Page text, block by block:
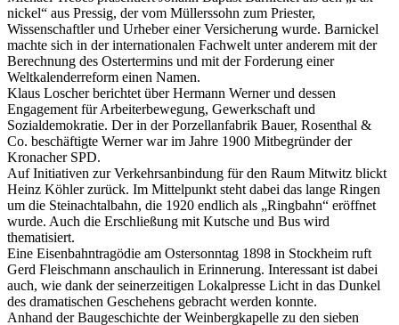
nickel“ aus Pressig, der vom Müllerssohn zum Priester,
Wissenschaftler und Urheber einer Versicherung wurde. Barnickel
machte sich in der internationalen Fachwelt unter anderem mit der
Berechnung des Ostertermins und mit der Forderung einer
Weltkalenderreform einen Namen.
Klaus Loscher berichtet über Hermann Werner und dessen
Engagement für Arbeiterbewegung, Gewerkschaft und
Sozialdemokratie. Der in der Porzellanfabrik Bauer, Rosenthal &
Co. beschäftigte Werner war im Jahre 1900 Mitbegründer der
Kronacher SPD.
Auf Initiativen zur Verkehrsanbindung für den Raum Mitwitz blickt
Heinz Köhler zurück. Im Mittelpunkt steht dabei das lange Ringen
um die Steinachtalbahn, die 1920 endlich als „Ringbahn“ eröffnet
wurde. Auch die Erschließung mit Kutsche und Bus wird
thematisiert.
Eine Eisenbahntragödie am Ostersonntag 1898 in Stockheim ruft
Gerd Fleischmann anschaulich in Erinnerung. Interessant ist dabei
auch, wie dank der seinerzeitigen Lokalpresse Licht in das Dunkel
des dramatischen Geschehens gebracht werden konnte.
Anhand der Baugeschichte der Weinbergkapelle zu den sieben